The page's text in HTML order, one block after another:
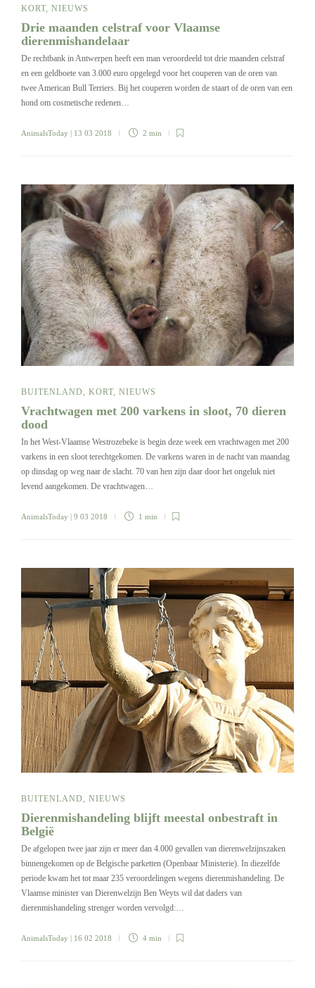
KORT, NIEUWS
Drie maanden celstraf voor Vlaamse
dierenmishandelaar
De rechtbank in Antwerpen heeft een man veroordeeld tot drie maanden celstraf
en een geldboete van 3.000 euro opgelegd voor het couperen van de oren van
twee American Bull Terriers. Bij het couperen worden de staart of de oren van een
hond om cosmetische redenen…
AnimalsToday | 13 03 2018 2 min
BUITENLAND, KORT, NIEUWS
Vrachtwagen met 200 varkens in sloot, 70 dieren
dood
In het West-Vlaamse Westrozebeke is begin deze week een vrachtwagen met 200
varkens in een sloot terechtgekomen. De varkens waren in de nacht van maandag
op dinsdag op weg naar de slacht. 70 van hen zijn daar door het ongeluk niet
levend aangekomen. De vrachtwagen…
AnimalsToday | 9 03 2018 1 min
BUITENLAND, NIEUWS
Dierenmishandeling blijft meestal onbestraft in
België
De afgelopen twee jaar zijn er meer dan 4.000 gevallen van dierenwelzijnszaken
binnengekomen op de Belgische parketten (Openbaar Ministerie). In diezelfde
periode kwam het tot maar 235 veroordelingen wegens dierenmishandeling. De
Vlaamse minister van Dierenwelzijn Ben Weyts wil dat daders van
dierenmishandeling strenger worden vervolgd:…
AnimalsToday | 16 02 2018 4 min